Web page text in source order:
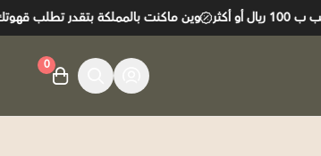
وين ماكنت بالمملكة بتقدر تطلب قهوتك
0